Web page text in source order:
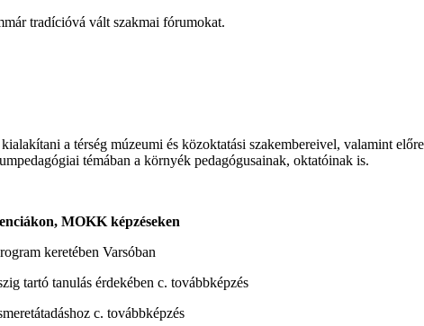
tradícióvá vált szakmai fórumokat.
a térség múzeumi és közoktatási szakembereivel, valamint
témában a környék pedagógusainak, oktatóinak is.
MOKK képzéseken
keretében Varsóban
tartó tanulás érdekében c. továbbképzés
c. továbbképzés